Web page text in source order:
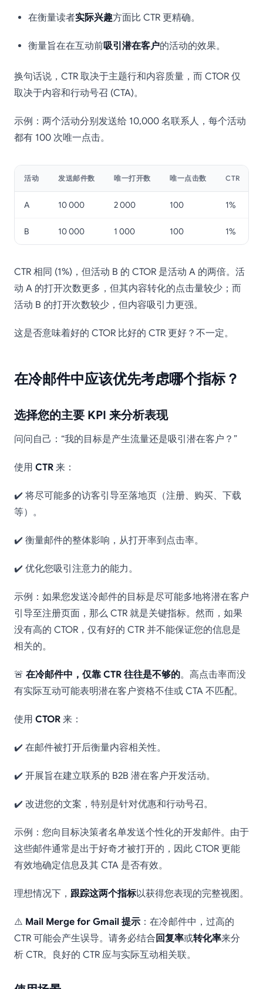
在衡量读者实际兴趣方面比 CTR 更精确。
衡量旨在在互动前吸引潜在客户的活动的效果。
换句话说，CTR 取决于主题行和内容质量，而 CTOR 仅
取决于内容和行动号召 (CTA)。
示例：两个活动分别发送给 10,000 名联系人，每个活动
都有 100 次唯一点击。
活动 发送邮件数 唯一打开数 唯一点击数 CTR
A 10 000 2 000 100 1%
B 10 000 1 000 100 1%
CTR 相同 (1%)，但活动 B 的 CTOR 是活动 A 的两倍。活
动 A 的打开次数更多，但其内容转化的点击量较少；而
活动 B 的打开次数较少，但内容吸引力更强。
这是否意味着好的 CTOR 比好的 CTR 更好？不一定。
在冷邮件中应该优先考虑哪个指标？
选择您的主要 KPI 来分析表现
问问自己：“我的目标是产生流量还是吸引潜在客户？”
使用 CTR 来：
✔️ 将尽可能多的访客引导至落地页（注册、购买、下载
等）。
✔️ 衡量邮件的整体影响，从打开率到点击率。
✔️ 优化您吸引注意力的能力。
示例：如果您发送冷邮件的目标是尽可能多地将潜在客户
引导至注册页面，那么 CTR 就是关键指标。然而，如果
没有高的 CTOR，仅有好的 CTR 并不能保证您的信息是
相关的。
🚨 在冷邮件中，仅靠 CTR 往往是不够的。高点击率而没
有实际互动可能表明潜在客户资格不佳或 CTA 不匹配。
使用 CTOR 来：
✔️ 在邮件被打开后衡量内容相关性。
✔️ 开展旨在建立联系的 B2B 潜在客户开发活动。
✔️ 改进您的文案，特别是针对优惠和行动号召。
示例：您向目标决策者名单发送个性化的开发邮件。由于
这些邮件通常是出于好奇才被打开的，因此 CTOR 更能
有效地确定信息及其 CTA 是否有效。
理想情况下， 跟踪这两个指标以获得您表现的完整视图。
⚠️ Mail Merge for Gmail 提示 ：在冷邮件中，过高的
CTR 可能会产生误导。请务必结合 回复率或转化率来分
析 CTR。良好的 CTR 应与实际互动相关联。